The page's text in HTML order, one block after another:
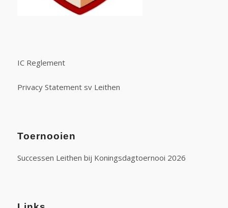
IC Reglement
Privacy Statement sv Leithen
Toernooien
Successen Leithen bij Koningsdagtoernooi 2026